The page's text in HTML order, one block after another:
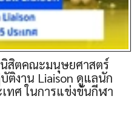
นิสิตคณะมนุษยศาสตร์
ติงาน Liaison ดูแลนัก
ทศ ในการแข่งขันกีฬา